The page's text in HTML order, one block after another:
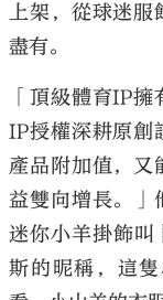
上架，從球迷服
盡有。
「頂級體育IP
IP授權深耕原創
產品附加值，又
益雙向增長。」
迷你小羊掛飾叫
斯的昵稱，這